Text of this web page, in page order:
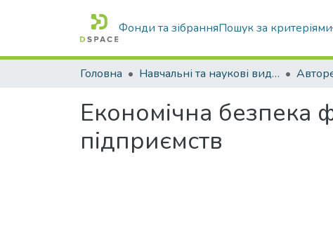
Фонди та зібранняПошук за критеріями
Головна Навчальні та наукові видання
Економічна безпека
підприємств